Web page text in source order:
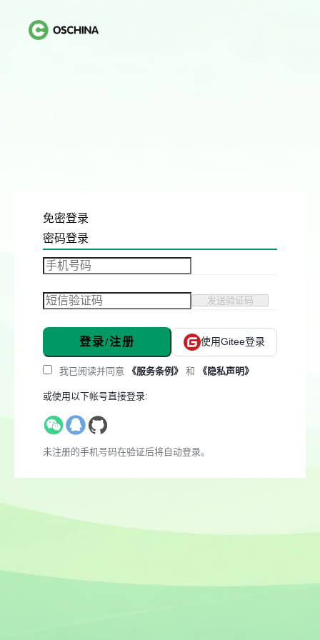
免密登录
密码登录
发送验证码
登录/注册 使用Gitee登录
我已阅读并同意 《服务条例》 和 《隐私声明》
或使用以下帐号直接登录:
未注册的手机号码在验证后将自动登录。